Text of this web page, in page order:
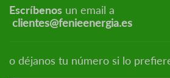
Escríbenos un email a
clientes@fenieenergia.es
o déjanos tu número si lo